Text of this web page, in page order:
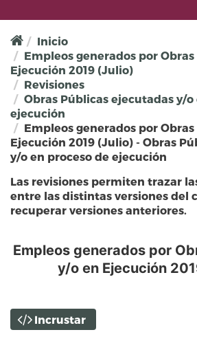
Inicio
Empleos generados por
Ejecución 2019 (Julio)
Revisiones
Obras Públicas ejecutadas y/o
ejecución
Empleos generados por
Ejecución 2019 (Julio) - Obras
y/o en proceso de ejecución
Las revisiones permiten trazar
entre las distintas versiones del
recuperar versiones anteriores.
Empleos generados por
y/o en Ejecución
Incrustar